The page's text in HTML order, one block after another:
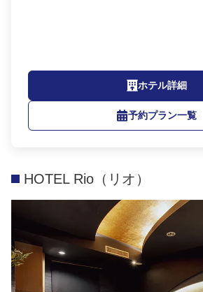
ホテル詳細
予約プラン一覧
HOTEL Rio（リオ）